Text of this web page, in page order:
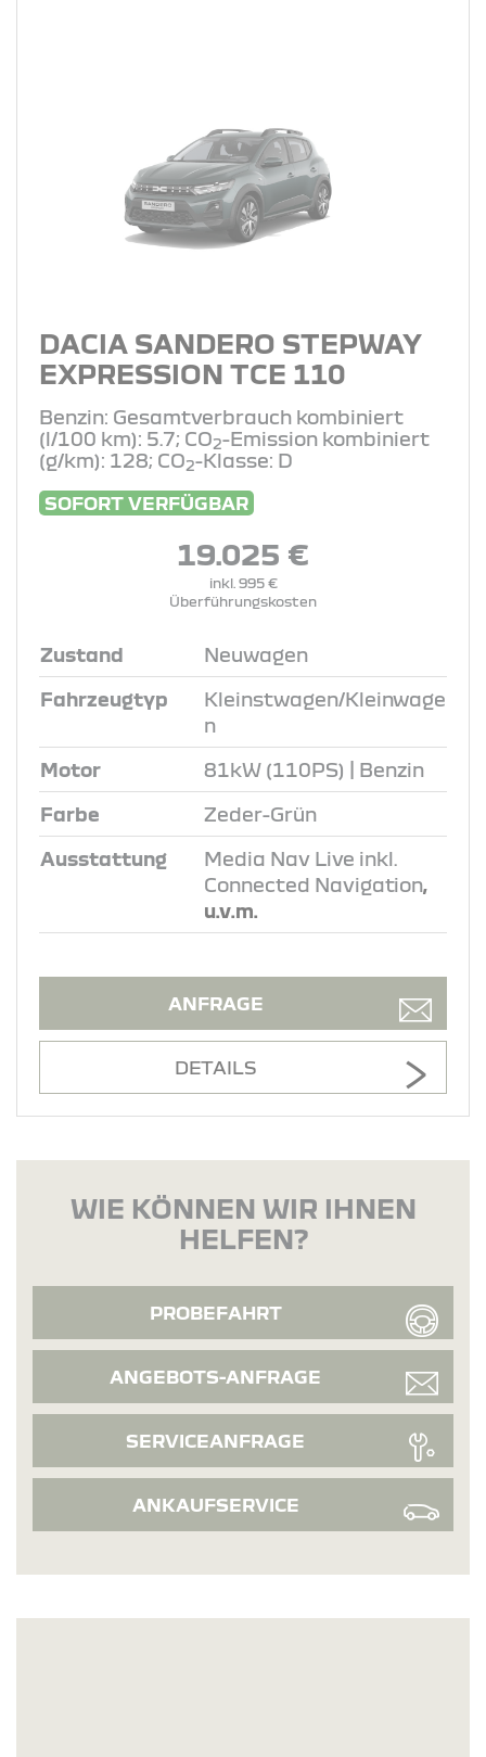
DACIA SANDERO STEPWAY
EXPRESSION TCE 110
Benzin: Gesamtverbrauch kombiniert
(l/100 km): 5.7; CO2-Emission kombiniert
(g/km): 128; CO2-Klasse: D
SOFORT VERFÜGBAR
19.025 €
inkl. 995 €
Überführungskosten
Zustand Neuwagen
Fahrzeugtyp
Kleinstwagen/Kleinwage
n
Motor 81kW (110PS) | Benzin
Farbe Zeder-Grün
Ausstattung
Media Nav Live inkl.
Connected Navigation,
u.v.m.
ANFRAGE
DETAILS
WIE KÖNNEN WIR IHNEN
HELFEN?
PROBEFAHRT
ANGEBOTS-ANFRAGE
SERVICEANFRAGE
ANKAUFSERVICE